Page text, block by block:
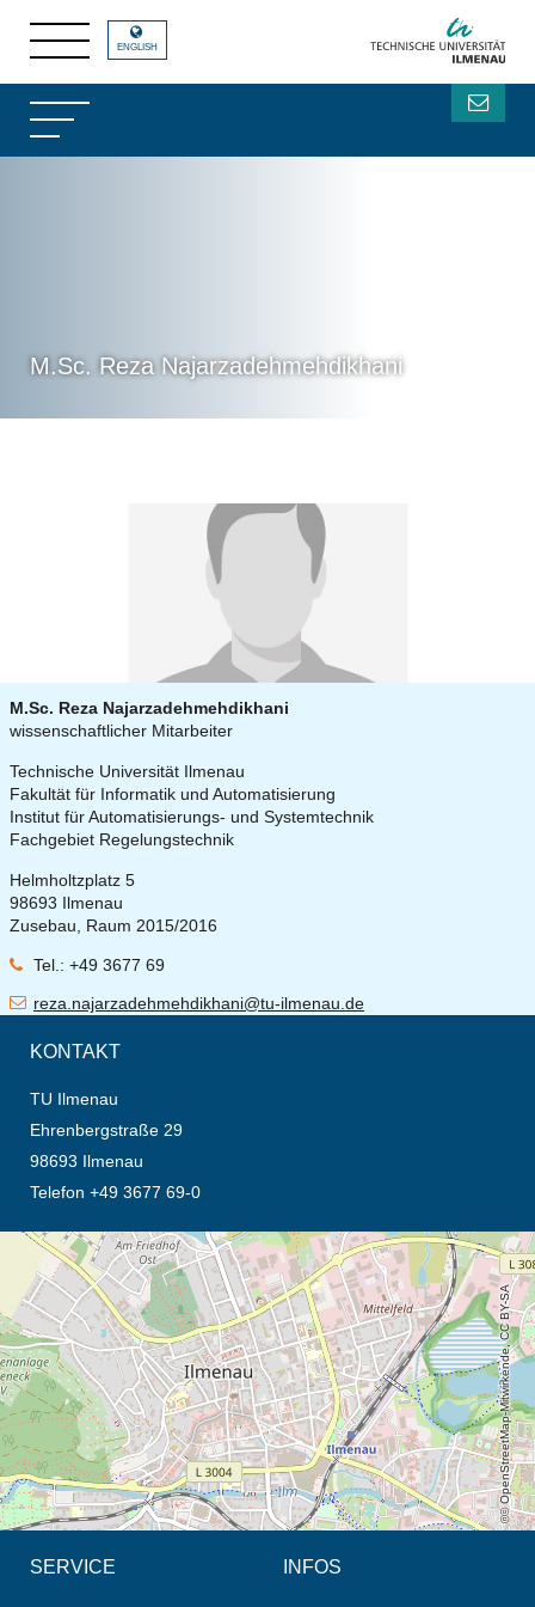
M.Sc. Reza Najarzadehmehdikhani
ENGLISH
M.Sc. Reza Najarzadehmehdikhani
wissenschaftlicher Mitarbeiter
Technische Universität Ilmenau
Fakultät für Informatik und Automatisierung
Institut für Automatisierungs- und Systemtechnik
Fachgebiet Regelungstechnik
Helmholtzplatz 5
98693 Ilmenau
Zusebau, Raum 2015/2016
Tel.: +49 3677 69
reza.najarzadehmehdikhani@tu-ilmenau.de
KONTAKT
TU Ilmenau
Ehrenbergstraße 29
98693 Ilmenau
Telefon +49 3677 69-0
Öffnet die Anfahrtsbeschreibung in neuem Tab (Karte)
© OpenStreetMap-Mitwirkende, CC BY-SA
SERVICE INFOS